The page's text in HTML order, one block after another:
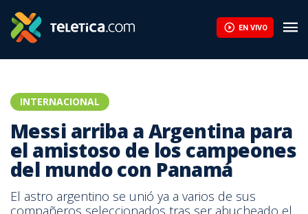
EN VIVO
INTERNACIONAL
Messi arriba a Argentina para
el amistoso de los campeones
del mundo con Panamá
El astro argentino se unió ya a varios de sus
compañeros seleccionados tras ser abucheado el